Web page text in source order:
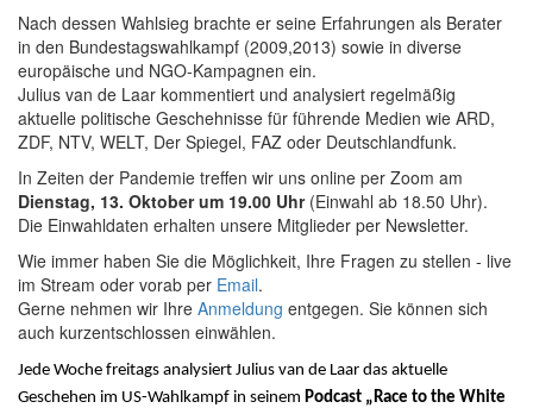
Nach dessen Wahlsieg brachte er seine Erfahrungen als Berater
in den Bundestagswahlkampf (2009,2013) sowie in diverse
europäische und NGO-Kampagnen ein.
Julius van de Laar kommentiert und analysiert regelmäßig
aktuelle politische Geschehnisse für führende Medien wie ARD,
ZDF, NTV, WELT, Der Spiegel, FAZ oder Deutschlandfunk.
In Zeiten der Pandemie treffen wir uns online per Zoom am
Dienstag, 13. Oktober um 19.00 Uhr(Einwahl ab 18.50 Uhr).
Die Einwahldaten erhalten unsere Mitglieder per Newsletter.
Wie immer haben Sie die Möglichkeit, Ihre Fragen zu stellen - live
im Stream oder vorab per Email.
Gerne nehmen wir Ihre Anmeldung entgegen. Sie können sich
auch kurzentschlossen einwählen.
Jede Woche freitags analysiert Julius van de Laar das aktuelle
Geschehen im US-Wahlkampf in seinem Podcast „Race to the White